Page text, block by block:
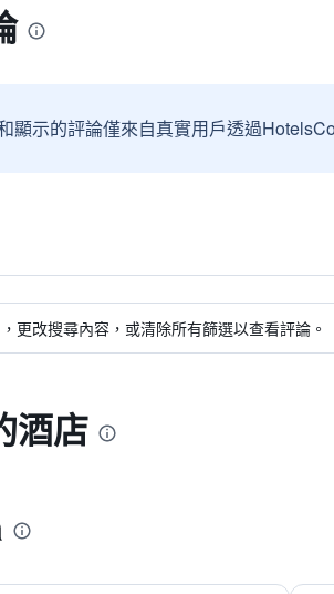
顯示的評論僅來自真實用戶透過
更改搜尋內容，或清除所有篩選以查看評論。
酒店